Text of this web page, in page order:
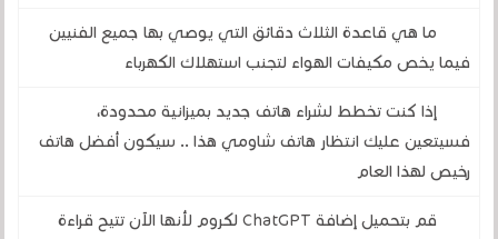
ما هي قاعدة الثلاث دقائق التي يوصي بها جميع الفنيين
فيما يخص مكيفات الهواء لتجنب استهلاك الكهرباء
إذا كنت تخطط لشراء هاتف جديد بميزانية محدودة،
فسيتعين عليك انتظار هاتف شاومي هذا .. سيكون أفضل هاتف
رخيص لهذا العام
قم بتحميل إضافة ChatGPT لكروم لأنها الآن تتيح قراءة